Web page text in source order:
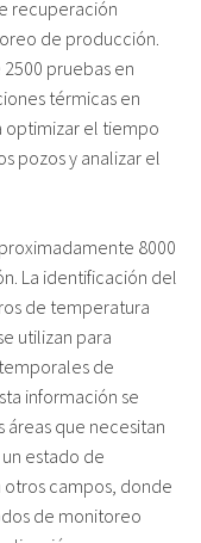
recuperación
de producción.
pruebas en
térmicas en
optimizar el tiempo
pozos y analizar el
8000
La identificación del
de temperatura
utilizan para
de
información se
que necesitan
estado de
otros campos, donde
de monitoreo